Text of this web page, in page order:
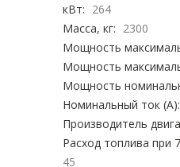
кВт: 264
Масса, кг: 2300
Мощность
Мощность
Мощность
Номинальный ток (А):
Производитель
Расход топлива при
45